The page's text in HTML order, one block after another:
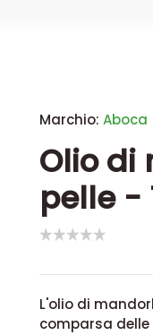
Marchio: Aboca
Olio di
pelle -
L'olio di
comparsa